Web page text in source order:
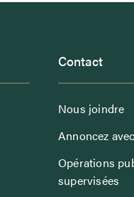
Contact
Nous joindre
Annoncez
Opérations
supervisées